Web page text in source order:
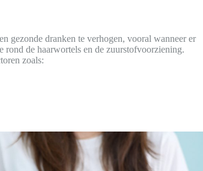
gezonde dranken te verhogen, vooral wanneer er
rond de haarwortels en de zuurstofvoorziening.
zoals: